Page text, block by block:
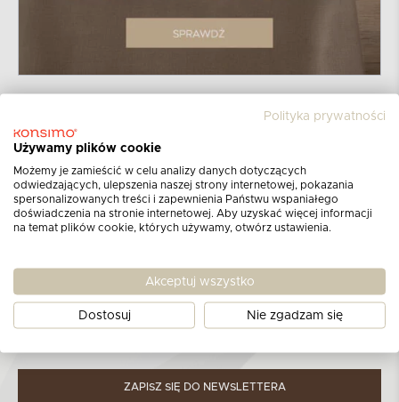
Otrzymuj informacje o najnowszych
promocjach i katalogach!
Dowiedz się więcej nt. zasad przetwarzania danych osobowych
ZAPISZ SIĘ DO NEWSLETTERA
Polityka prywatności
Używamy plików cookie
Możemy je zamieścić w celu analizy danych dotyczących
odwiedzających, ulepszenia naszej strony internetowej, pokazania
spersonalizowanych treści i zapewnienia Państwu wspaniałego
doświadczenia na stronie internetowej. Aby uzyskać więcej informacji
na temat plików cookie, których używamy, otwórz ustawienia.
Akceptuj wszystko
Dostosuj Nie zgadzam się